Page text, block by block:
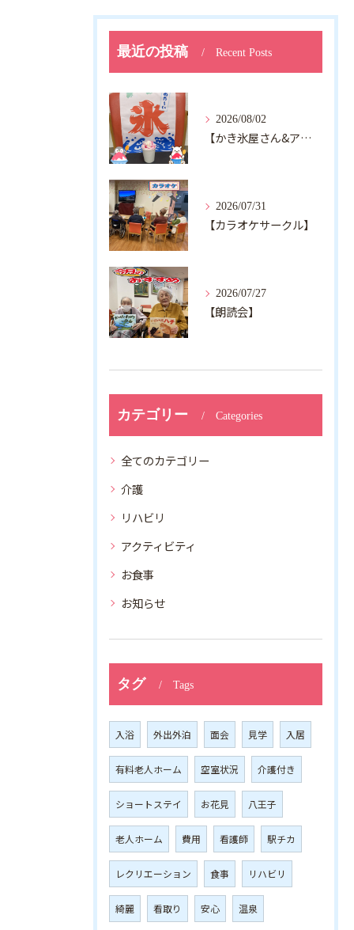
カテゴリー Categories
全てのカテゴリー
介護
リハビリ
アクティビティ
お食事
お知らせ
最近の投稿 Recent Posts
2026/08/02
【かき氷屋さん&アルジャン向日葵】
2026/07/31
【カラオケサークル】
2026/07/27
【朗読会】
タグ Tags
入浴 外出外泊 面会 見学 入居
有料老人ホーム 空室状況 介護付き
ショートステイ お花見 八王子
老人ホーム 費用 看護師 駅チカ
レクリエーション 食事 リハビリ
綺麗 看取り 安心 温泉